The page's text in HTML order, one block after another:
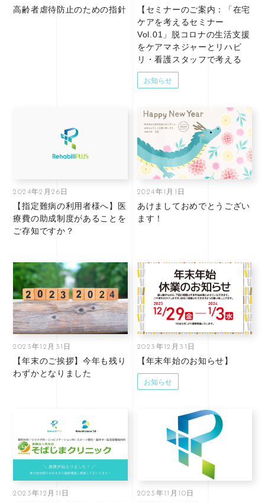
高齢者虐待防止のための指針
【セミナーのご案内：「在宅
ケアを考えるセミナー
Vol.01」脱コロナの生活支援
をケアマネジャーとリハビ
リ・看護スタッフで考える
お知らせ
2024年2月26日
【指定難病の利用者様へ】医
療費の助成制度があることを
ご存知ですか？
2024年1月1日
あけましておめでとうござい
ます！
2023年12月31日
【年末のご挨拶】今年も残り
わずかとなりました
2023年12月31日
【年末年始のお知らせ】
お知らせ
2023年12月11日 2023年11月10日